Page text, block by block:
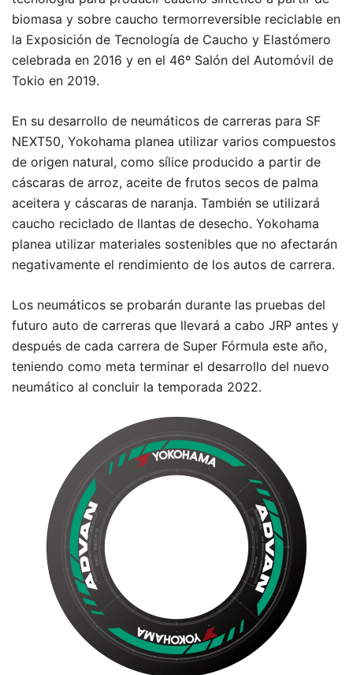
biomasa y sobre caucho termorreversible reciclable en
la Exposición de Tecnología de Caucho y Elastómero
celebrada en 2016 y en el 46º Salón del Automóvil de
Tokio en 2019.
En su desarrollo de neumáticos de carreras para SF
NEXT50, Yokohama planea utilizar varios compuestos
de origen natural, como sílice producido a partir de
cáscaras de arroz, aceite de frutos secos de palma
aceitera y cáscaras de naranja. También se utilizará
caucho reciclado de llantas de desecho. Yokohama
planea utilizar materiales sostenibles que no afectarán
negativamente el rendimiento de los autos de carrera.
Los neumáticos se probarán durante las pruebas del
futuro auto de carreras que llevará a cabo JRP antes y
después de cada carrera de Super Fórmula este año,
teniendo como meta terminar el desarrollo del nuevo
neumático al concluir la temporada 2022.